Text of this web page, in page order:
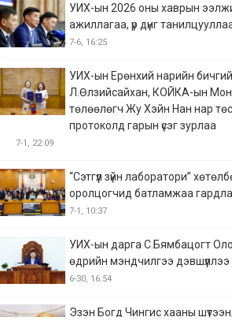
УИХ-ын 2026 оны хаврын
ажиллагаа, үр дүнг
7-6, 16:25
УИХ-ын Ерөнхий нарийн
Л.Өлзийсайхан, КОЙКА-ын
төлөөлөгч Жу Хэйн Нан нар
протоколд гарын үсэг зурлаа
7-1, 22:09
“Сэтгүүл зүйн лаборатори”
оролцогчид батламжаа
7-1, 10:37
УИХ-ын дарга С.Бямбацогт
өдрийн мэндчилгээ дэвшүүллээ
6-30, 16:54
Эзэн Богд Чингис хааны